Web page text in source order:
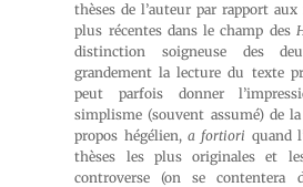
thèses de l’auteur par rapport
plus récentes dans le champ des
distinction soigneuse des
grandement la lecture du texte
peut parfois donner
simplisme (souvent assumé) de
propos hégélien, a fortiori quand
thèses les plus originales et
controverse (on se